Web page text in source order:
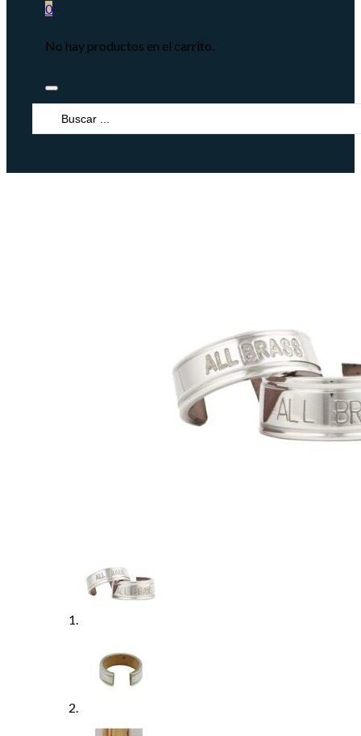
0
No hay productos en el carrito.
Search
...